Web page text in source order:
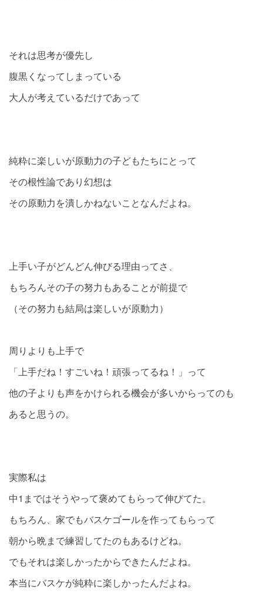
それは思考が優先し
腹黒くなってしまっている
大人が考えているだけであって
純粋に楽しいが原動力の子どもたちにとって
その根性論であり幻想は
その原動力を潰しかねないことなんだよね。
上手い子がどんどん伸びる理由ってさ、
もちろんその子の努力もあることが前提で
（その努力も結局は楽しいが原動力）
周りよりも上手で
「上手だね！すごいね！頑張ってるね！」って
他の子よりも声をかけられる機会が多いからってのも
あると思うの。
実際私は
中1まではそうやって褒めてもらって伸びてた。
もちろん、家でもバスケゴールを作ってもらって
朝から晩まで練習してたのもあるけどね。
でもそれは楽しかったからできたんだよね。
本当にバスケが純粋に楽しかったんだよね。